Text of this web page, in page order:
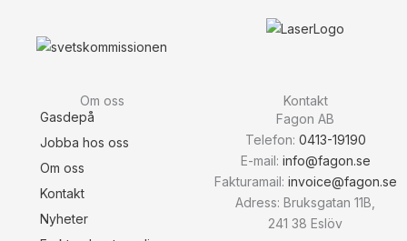
Om oss
Gasdepå
Jobba hos oss
Om oss
Kontakt
Nyheter
Kontakt
Fagon AB
Telefon: 0413-19190
E-mail: info@fagon.se
Fakturamail: invoice@fagon.se
Adress: Bruksgatan 11B,
241 38 Eslöv